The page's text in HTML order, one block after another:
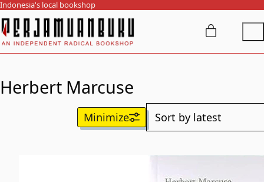
Indonesia's local bookshop
Herbert Marcuse